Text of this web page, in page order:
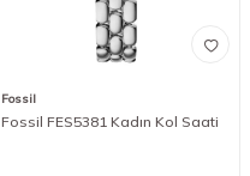
Fossil
Fossil FES5381 Kadın Kol Saati